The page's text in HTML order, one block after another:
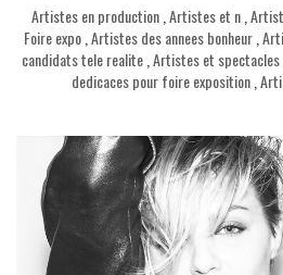
Artistes en production, Artistes et n,
Foire expo, Artistes des annees bonheur,
candidats tele realite Artistes et spectacles
dedicaces pour foire exposition,